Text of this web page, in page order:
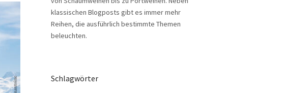
klassischen Blogposts gibt es immer mehr
Reihen, die ausführlich bestimmte Themen
beleuchten.
Schlagwörter